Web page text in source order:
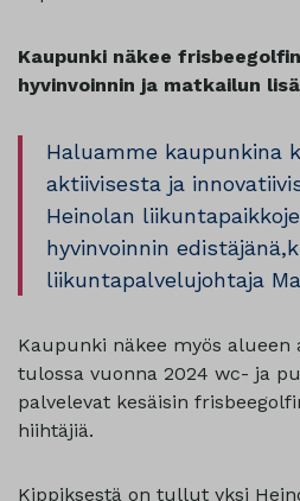
Kaupunki näkee
hyvinvoinnin ja matkailun
Haluamme kaupunkina
aktiivisesta ja
Heinolan
hyvinvoinnin
liikuntapalvelujohtaja
Kaupunki näkee myös alueen
tulossa vuonna 2024 wc- ja
palvelevat kesäisin
hiihtäjiä.
Kippiksestä on tullut yksi